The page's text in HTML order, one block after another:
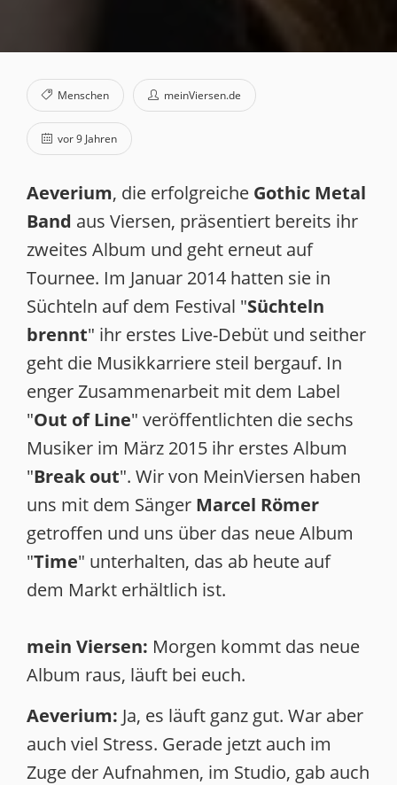
Menschen meinViersen.de
vor 9 Jahren
Aeverium, die erfolgreiche Gothic Metal
Band aus Viersen, präsentiert bereits ihr
zweites Album und geht erneut auf
Tournee. Im Januar 2014 hatten sie in
Süchteln auf dem Festival "Süchteln
brennt" ihr erstes Live-Debüt und seither
geht die Musikkarriere steil bergauf. In
enger Zusammenarbeit mit dem Label
"Out of Line" veröffentlichten die sechs
Musiker im März 2015 ihr erstes Album
"Break out". Wir von MeinViersen haben
uns mit dem Sänger Marcel Römer
getroffen und uns über das neue Album
"Time" unterhalten, das ab heute auf
dem Markt erhältlich ist.
mein Viersen: Morgen kommt das neue
Album raus, läuft bei euch.
Aeverium: Ja, es läuft ganz gut. War aber
auch viel Stress. Gerade jetzt auch im
Zuge der Aufnahmen, im Studio, gab auch